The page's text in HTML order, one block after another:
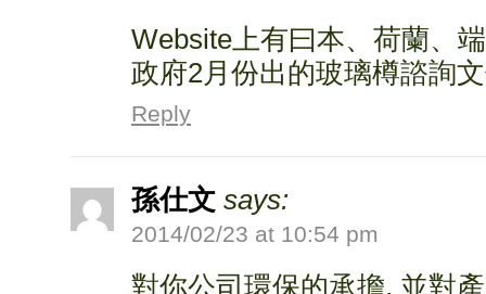
Website上有曰本、荷蘭、
政府2月份出的玻璃樽諮詢
Reply
孫仕文 says:
2014/02/23 at 10:54 pm
對你公司環保的承擔, 並對